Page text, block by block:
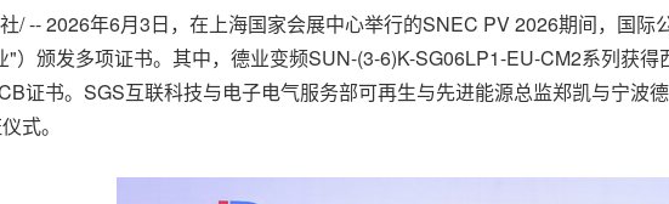
/ -- 2026年6月3日，在上海国家会展中心举行的SNEC PV 2026期间，国
"）颁发多项证书。其中，德业变频SUN-(3-6)K-SG06LP1-EU-CM2系列获
证书。SGS互联科技与电子电气服务部可再生与先进能源总监郑凯与宁波
式。